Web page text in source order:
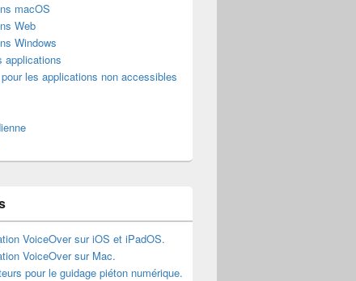
macOS
Web
Windows
applications
les applications non accessibles
VoiceOver sur iOS et iPadOS.
VoiceOver sur Mac.
pour le guidage piéton numérique.